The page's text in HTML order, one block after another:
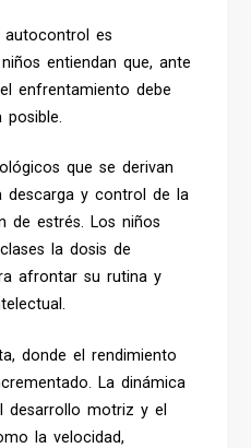
autocontrol es
entiendan que, ante
enfrentamiento debe
posible.
que se derivan
descarga y control de la
de estrés. Los niños
la dosis de
afrontar su rutina y
donde el rendimiento
La dinámica
desarrollo motriz y el
la velocidad,